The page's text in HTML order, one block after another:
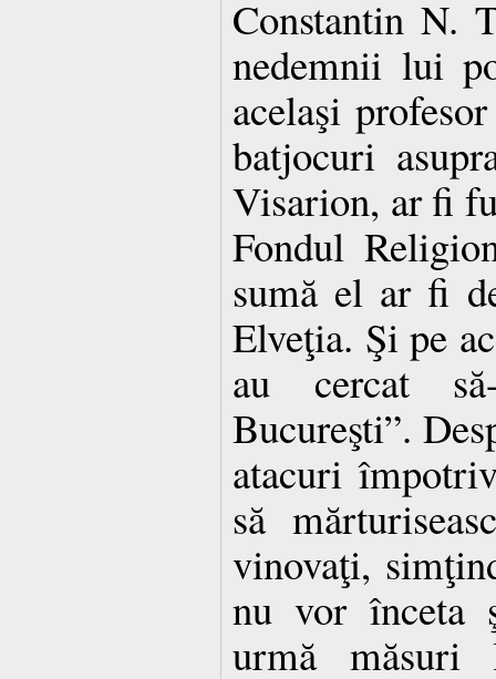
Constantin N.
nedemnii lui
acelaşi
batjocuri
Visarion, ar fi
Fondul
sumă el ar fi
Elveţia. Şi pe
au cercat
Bucureşti”.
atacuri
să
vinovaţi,
nu vor înceta
urmă măsuri